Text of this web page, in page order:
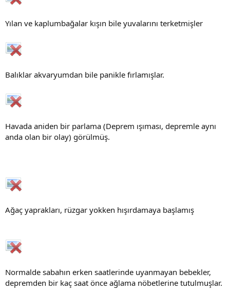
Yılan ve kaplumbağalar kışın bile yuvalarını terketmişler
Balıklar akvaryumdan bile panikle fırlamışlar.
Havada aniden bir parlama (Deprem ışıması, depremle aynı
anda olan bir olay) görülmüş.
Ağaç yaprakları, rüzgar yokken hışırdamaya başlamış
Normalde sabahın erken saatlerinde uyanmayan bebekler,
depremden bir kaç saat önce ağlama nöbetlerine tutulmuşlar.